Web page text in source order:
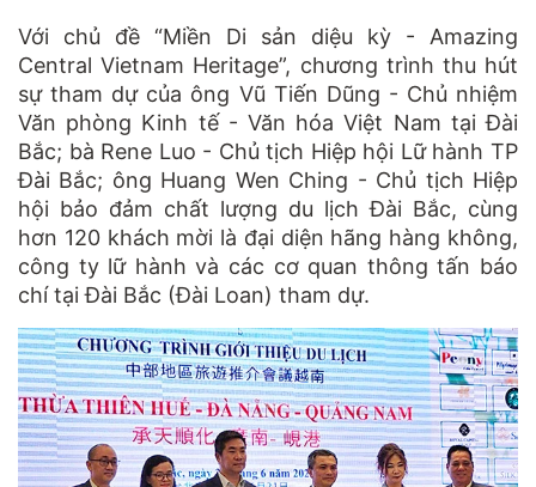
Với chủ đề “Miền Di sản diệu kỳ - Amazing
Central Vietnam Heritage”, chương trình thu hút
sự tham dự của ông Vũ Tiến Dũng - Chủ nhiệm
Văn phòng Kinh tế - Văn hóa Việt Nam tại Đài
Bắc; bà Rene Luo - Chủ tịch Hiệp hội Lữ hành TP
Đài Bắc; ông Huang Wen Ching - Chủ tịch Hiệp
hội bảo đảm chất lượng du lịch Đài Bắc, cùng
hơn 120 khách mời là đại diện hãng hàng không,
công ty lữ hành và các cơ quan thông tấn báo
chí tại Đài Bắc (Đài Loan) tham dự.